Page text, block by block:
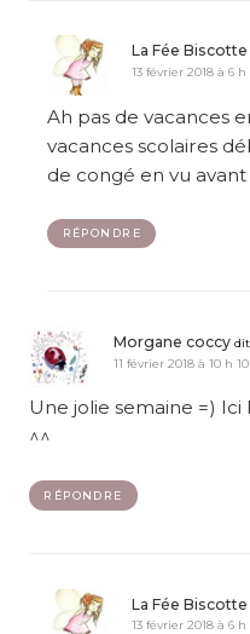
La Fée Biscotte
13 février 2018 à 6
Ah pas de vacances
vacances scolaires
de congé en vu avant
RÉPONDRE
Morgane coccy
11 février 2018 à 10 h
Une jolie semaine =)
^^
RÉPONDRE
La Fée Biscotte
13 février 2018 à 6